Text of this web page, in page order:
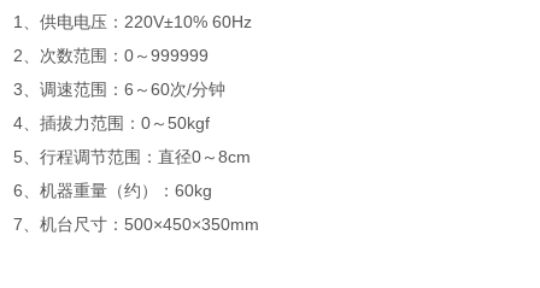
1、供电电压：220V±10% 60Hz
2、次数范围：0～999999
3、调速范围：6～60次/分钟
4、插拔力范围：0～50kgf
5、行程调节范围：直径0～8cm
6、机器重量（约）：60kg
7、机台尺寸：500×450×350mm